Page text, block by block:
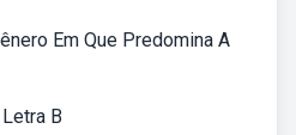
Em Que Predomina A
B